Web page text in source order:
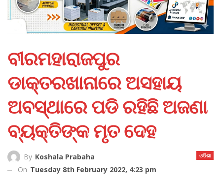
ବୀରମହାରାଜପୁର
ଡାକ୍ତରଖାନାରେ ଅସହାୟ
ଅବସ୍ଥାରେ ପଡି ରହିଛି ଅଜଣା
ବ୍ୟକ୍ତିଙ୍କ ମୃତ ଦେହ
ଓଡିଶା
By Koshala Prabaha
On Tuesday 8th February 2022, 4:23 pm